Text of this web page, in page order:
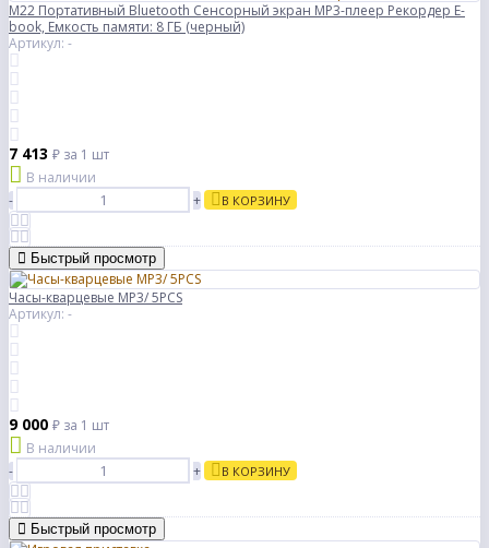
M22 Портативный Bluetooth Сенсорный экран MP3-плеер Рекордер E-
book, Емкость памяти: 8 ГБ (черный)
Артикул: -
7 413 ₽ за 1 шт
В наличии
-
+ В КОРЗИНУ
Быстрый просмотр
Часы-кварцевые МР3/ 5PCS
Артикул: -
9 000 ₽ за 1 шт
В наличии
-
+ В КОРЗИНУ
Быстрый просмотр